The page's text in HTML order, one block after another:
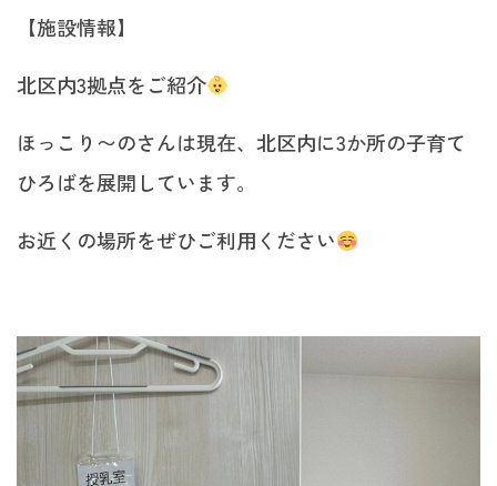
【施設情報】
北区内3拠点をご紹介
ほっこり〜のさんは現在、北区内に3か所の子育て
ひろばを展開しています。
お近くの場所をぜひご利用ください